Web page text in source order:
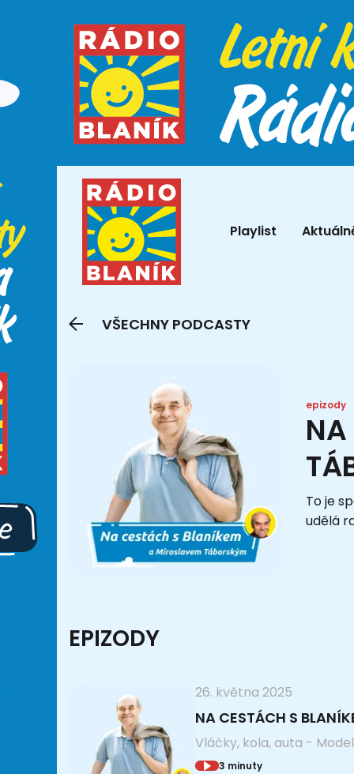
Playlist
VŠECHNY PODCASTY
epizody
NA
To je
udělá
EPIZODY
26. května 2025
NA CESTÁCH S
Vláčky, kola, auta -
3 minuty